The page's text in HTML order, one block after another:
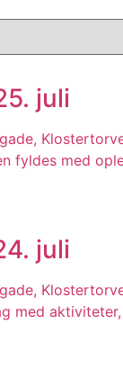
juli
fyldes med
juli
med